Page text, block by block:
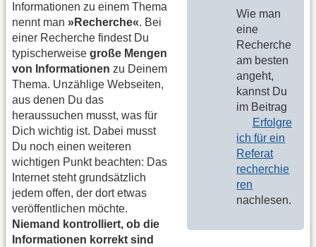
Wie man
eine
Recherche
am besten
angeht,
kannst Du
im Beitrag
Erfolgre
ich für ein
Referat
recherchie
ren
nachlesen.
Informationen zu einem Thema
nennt man »Recherche«. Bei
einer Recherche findest Du
typischerweise große Mengen
von Informationen zu Deinem
Thema. Unzählige Webseiten,
aus denen Du das
heraussuchen musst, was für
Dich wichtig ist. Dabei musst
Du noch einen weiteren
wichtigen Punkt beachten: Das
Internet steht grundsätzlich
jedem offen, der dort etwas
veröffentlichen möchte.
Niemand kontrolliert, ob die
Informationen korrekt sind